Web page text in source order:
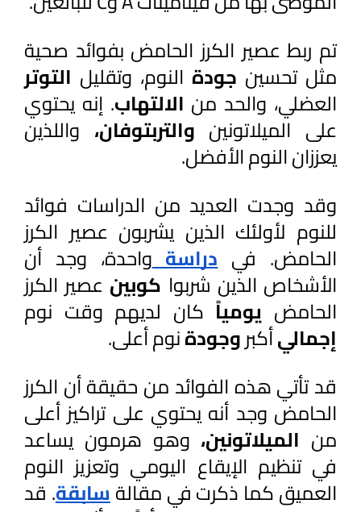
مثل تحسين جودة النوم، وتقليل التوتر
العضلي، والحد من الالتهاب
على الميلاتونين والتربتوفان،
يعززان النوم الأفضل.
للنوم لأولئك الذين يشربون عصير الكرز
الحامض. في دراسة
الأشخاص الذين شربوا كوبين عصير الكرز
الحامض يومياً كان لديهم وقت نوم
إجمالي أكبر وجودة نوم أعلى.
قد تأتي هذه الفوائد من حقيقة أن الكرز
من الميلاتونين،
العميق كما ذكرت في مقالة سابقة